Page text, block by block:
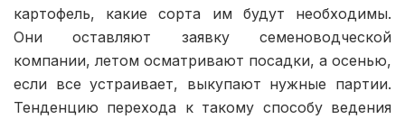
картофель, какие сорта им будут необходимы.
Они оставляют заявку семеноводческой
компании, летом осматривают посадки, а осенью,
если все устраивает, выкупают нужные партии.
Тенденцию перехода к такому способу ведения